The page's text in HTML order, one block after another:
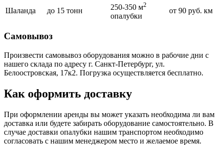
Шаланда до 15 тонн 250-350 м2
опалубки
от 90 руб. км
Самовывоз
Произвести самовывоз оборудования можно в рабочие дни с
нашего склада по адресу г. Санкт-Петербург, ул.
Белоостровская, 17к2. Погрузка осуществляется бесплатно.
Как оформить доставку
При оформлении аренды вы может указать необходима ли вам
доставка или будете забирать оборудование самостоятельно. В
случае доставки опалубки нашим транспортом необходимо
согласовать с нашим менеджером место и желаемое время.